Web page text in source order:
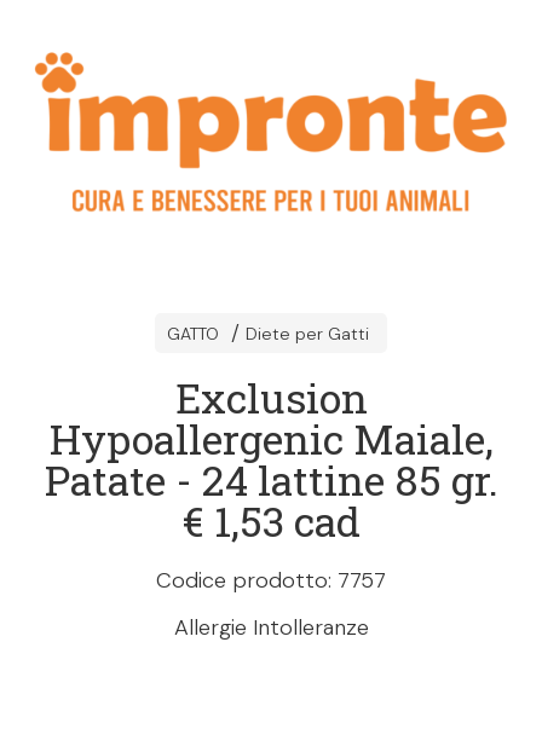
GATTO Diete per Gatti
Exclusion
Hypoallergenic Maiale,
Patate - 24 lattine 85 gr.
€ 1,53 cad
Codice prodotto: 7757
Allergie Intolleranze